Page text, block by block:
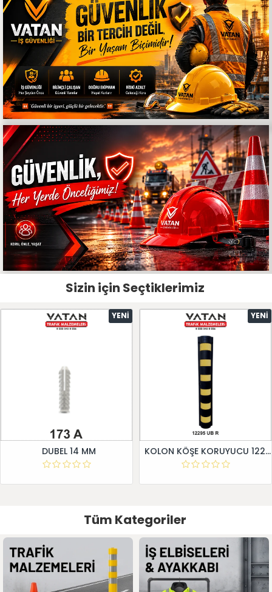
Sizin için Seçtiklerimiz
YENI
DUBEL 14 MM
YENI
KOLON KÖŞE KORUYUCU 12295 UB R
Tüm Kategoriler